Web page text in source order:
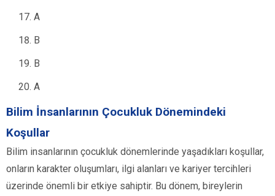
A
B
B
A
Bilim İnsanlarının Çocukluk Dönemindeki
Koşullar
Bilim insanlarının çocukluk dönemlerinde yaşadıkları koşullar,
onların karakter oluşumları, ilgi alanları ve kariyer tercihleri
üzerinde önemli bir etkiye sahiptir. Bu dönem, bireylerin